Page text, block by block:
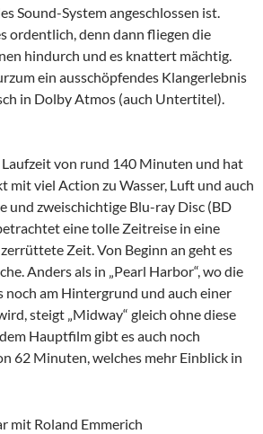
Sound-System angeschlossen ist.
ordentlich, denn dann fliegen die
hindurch und es knattert mächtig.
ein ausschöpfendes Klangerlebnis
in Dolby Atmos (auch Untertitel).
Laufzeit von rund 140 Minuten und hat
mit viel Action zu Wasser, Luft und auch
und zweischichtige Blu-ray Disc (BD
eine tolle Zeitreise in eine
Zeit. Von Beginn an geht es
Anders als in „Pearl Harbor“, wo die
noch am Hintergrund und auch einer
steigt „Midway“ gleich ohne diese
Hauptfilm gibt es auch noch
62 Minuten, welches mehr Einblick in
mit Roland Emmerich